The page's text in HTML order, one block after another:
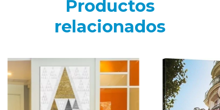
Productos
relacionados